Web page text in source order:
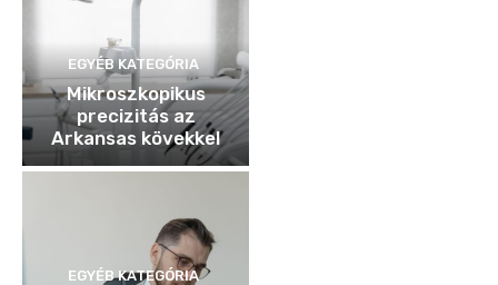
EGYÉB KATEGÓRIA
Mikroszkopikus
precizitás az
Arkansas kövekkel
EGYÉB KATEGÓRIA